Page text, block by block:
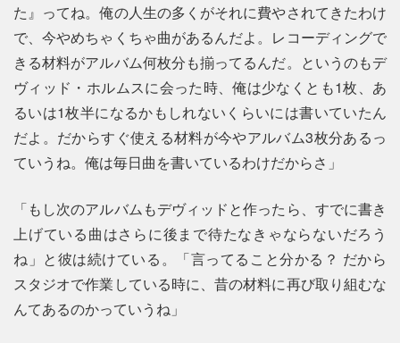
た』ってね。俺の人生の多くがそれに費やされてきたわけ
で、今やめちゃくちゃ曲があるんだよ。レコーディングで
きる材料がアルバム何枚分も揃ってるんだ。というのもデ
ヴィッド・ホルムスに会った時、俺は少なくとも1枚、あ
るいは1枚半になるかもしれないくらいには書いていたん
だよ。だからすぐ使える材料が今やアルバム3枚分あるっ
ていうね。俺は毎日曲を書いているわけだからさ」
「もし次のアルバムもデヴィッドと作ったら、すでに書き
上げている曲はさらに後まで待たなきゃならないだろう
ね」と彼は続けている。「言ってること分かる？ だから
スタジオで作業している時に、昔の材料に再び取り組むな
んてあるのかっていうね」